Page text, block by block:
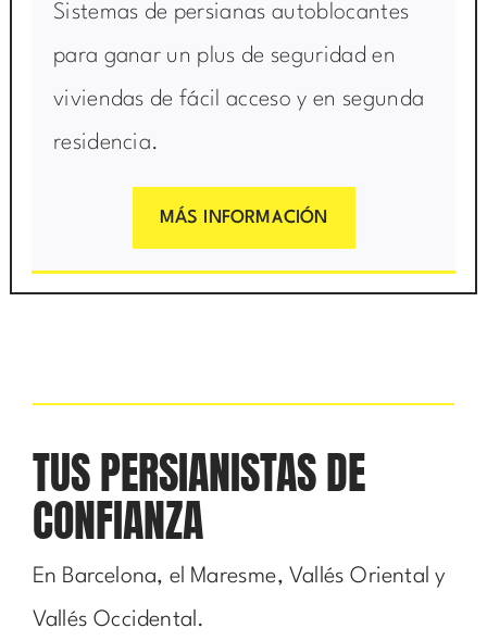
Sistemas de persianas autoblocantes
para ganar un plus de seguridad en
viviendas de fácil acceso y en segunda
residencia.
MÁS INFORMACIÓN
TUS PERSIANISTAS DE
CONFIANZA
En Barcelona, el Maresme, Vallés Oriental y
Vallés Occidental.